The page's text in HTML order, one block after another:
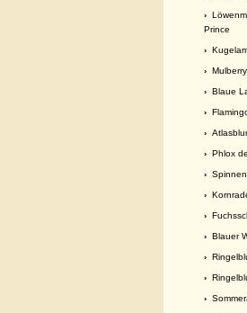
›
Prince
›
›
› Blaue
›
›
› Phlox
›
›
›
› Blauer
›
›
›